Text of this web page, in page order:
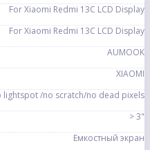
For Xiaomi Redmi 13C LCD Display
For Xiaomi Redmi 13C LCD Display
AUMOOK
XIAOMI
lightspot /no scratch/no dead pixels
> 3"
Емкостный экран